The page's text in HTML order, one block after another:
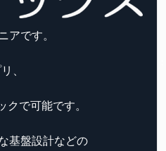
アです。
、
クで可能です。
基盤設計などの